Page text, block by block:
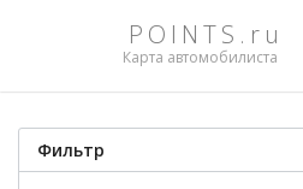
POINTS.ru
Карта автомобилиста
Фильтр